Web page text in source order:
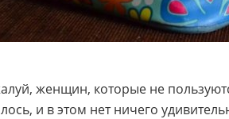
женщин, которые не
и в этом нет ничего